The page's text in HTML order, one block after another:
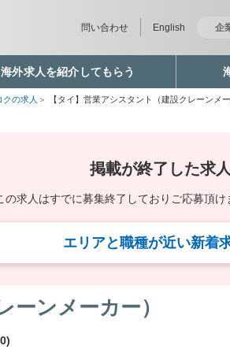
問い合わせ English 企
海外求人を紹介してもらう
クの求人 【タイ】営業アシスタント（建設クレーンメー
掲載が終了した求
の求人はすでに募集終了しており ご応募頂
エリアと職種が近い新着
ンメーカー）